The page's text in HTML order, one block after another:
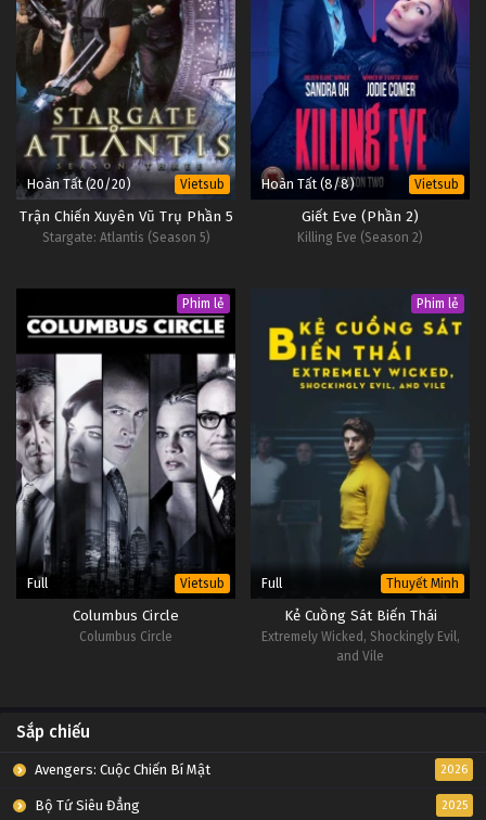
Hoàn Tất (20/20) Vietsub
Trận Chiến Xuyên Vũ Trụ Phần 5
Stargate: Atlantis (Season 5)
Hoàn Tất (8/8) Vietsub
Giết Eve (Phần 2)
Killing Eve (Season 2)
Phim lẻ
Full Vietsub
Columbus Circle
Columbus Circle
Phim lẻ
Full Thuyết Minh
Kẻ Cuồng Sát Biến Thái
Extremely Wicked, Shockingly Evil,
and Vile
Sắp chiếu
Avengers: Cuộc Chiến Bí Mật 2026
Bộ Tứ Siêu Đẳng 2025